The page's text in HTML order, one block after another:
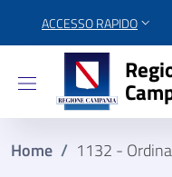
ACCESSO RAPIDO
Home / 1132 -